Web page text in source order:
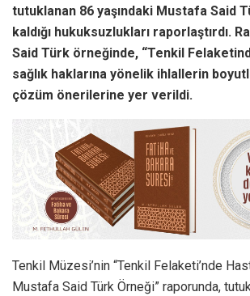
tutuklanan 86 yaşındaki Mustafa Said
kaldığı hukuksuzlukları raporlaştırdı.
Said Türk örneğinde, “Tenkil
sağlık haklarına yönelik ihlallerin
çözüm önerilerine yer verildi.
Tenkil Müzesi’nin “Tenkil Felaketi’nde
Mustafa Said Türk Örneği” raporunda,